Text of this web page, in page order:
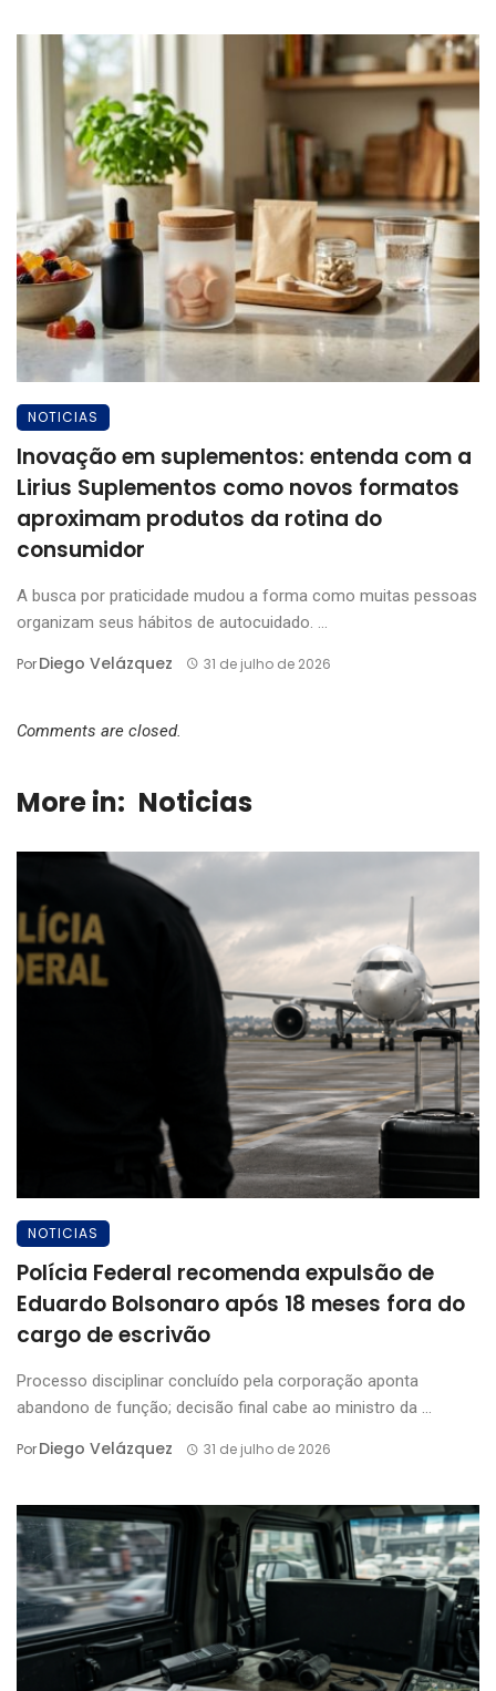
NOTICIAS
Inovação em suplementos: entenda com a
Lirius Suplementos como novos formatos
aproximam produtos da rotina do
consumidor
A busca por praticidade mudou a forma como muitas pessoas
organizam seus hábitos de autocuidado. ...
PorDiego Velázquez 31 de julho de 2026
Comments are closed.
More in: Noticias
NOTICIAS
Polícia Federal recomenda expulsão de
Eduardo Bolsonaro após 18 meses fora do
cargo de escrivão
Processo disciplinar concluído pela corporação aponta
abandono de função; decisão final cabe ao ministro da ...
PorDiego Velázquez 31 de julho de 2026